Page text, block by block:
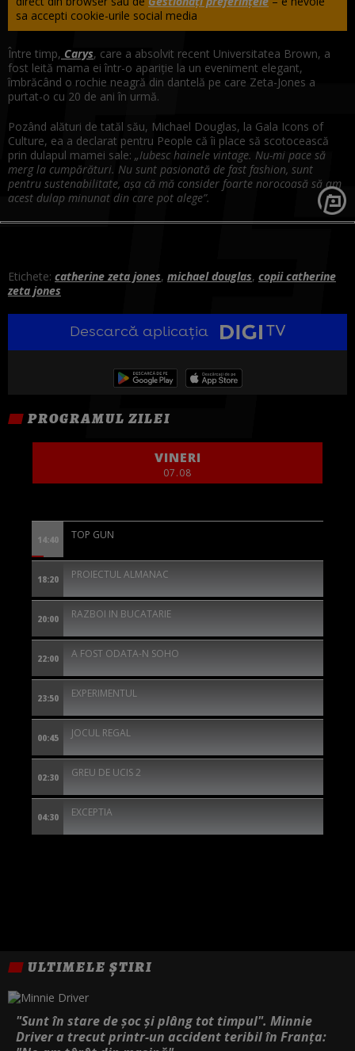
sa accepti cookie-urile social media
Între timp, Carys, care a absolvit recent Universitatea Brown, a
fost leită mama ei într-o apariție la un eveniment elegant,
îmbrăcând o rochie neagră din dantelă pe care Zeta-Jones a
purtat-o cu 20 de ani în urmă.
Pozând alături de tatăl său, Michael Douglas, la Gala Icons of
Culture, ea a declarat pentru People că îi place să scotocească
prin dulapul mamei sale: „Iubesc hainele vintage. Nu-mi pace să
merg la cumpărături. Nu sunt pasionată de fast fashion, sunt
pentru sustenabilitate, așa că mă consider foarte norocoasă să am
acest dulap minunat din care pot alege”.
Etichete: catherine zeta jones, michael douglas, copii catherine
zeta jones
Descarcă aplicația
PROGRAMUL ZILEI
VINERI
07.08
14:40 TOP GUN
18:20 PROIECTUL ALMANAC
20:00 RAZBOI IN BUCATARIE
22:00 A FOST ODATA-N SOHO
23:50 EXPERIMENTUL
00:45 JOCUL REGAL
02:30 GREU DE UCIS 2
04:30 EXCEPTIA
ULTIMELE ȘTIRI
"Sunt în stare de șoc și plâng tot timpul". Minnie
Driver a trecut printr-un accident teribil în Franța: